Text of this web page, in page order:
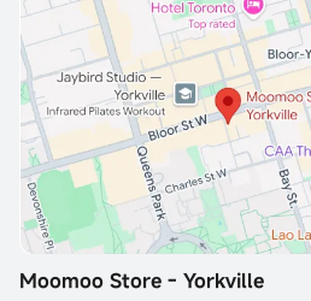
Moomoo Store - Yorkville